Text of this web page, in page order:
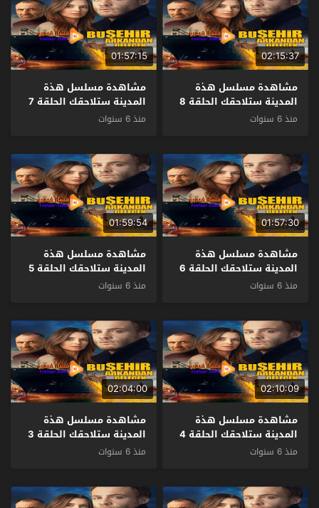
02:15:37
مشاهدة مسلسل هذة
المدينة ستلاحقك الحلقة 8
مترجم
منذ 6 سنوات
01:57:15
مشاهدة مسلسل هذة
المدينة ستلاحقك الحلقة 7
مترجم
منذ 6 سنوات
01:57:30
مشاهدة مسلسل هذة
المدينة ستلاحقك الحلقة 6
مترجم
منذ 6 سنوات
01:59:54
مشاهدة مسلسل هذة
المدينة ستلاحقك الحلقة 5
مترجم
منذ 6 سنوات
02:10:09
مشاهدة مسلسل هذة
المدينة ستلاحقك الحلقة 4
مترجم
منذ 6 سنوات
02:04:00
مشاهدة مسلسل هذة
المدينة ستلاحقك الحلقة 3
مترجم
منذ 6 سنوات